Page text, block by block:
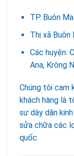
TP. Buôn
Thị xã Buôn
Các huyện:
Ana, Krông
Chúng tôi cam
khách hàng là
sư dày dặn
sửa chữa các
quốc.